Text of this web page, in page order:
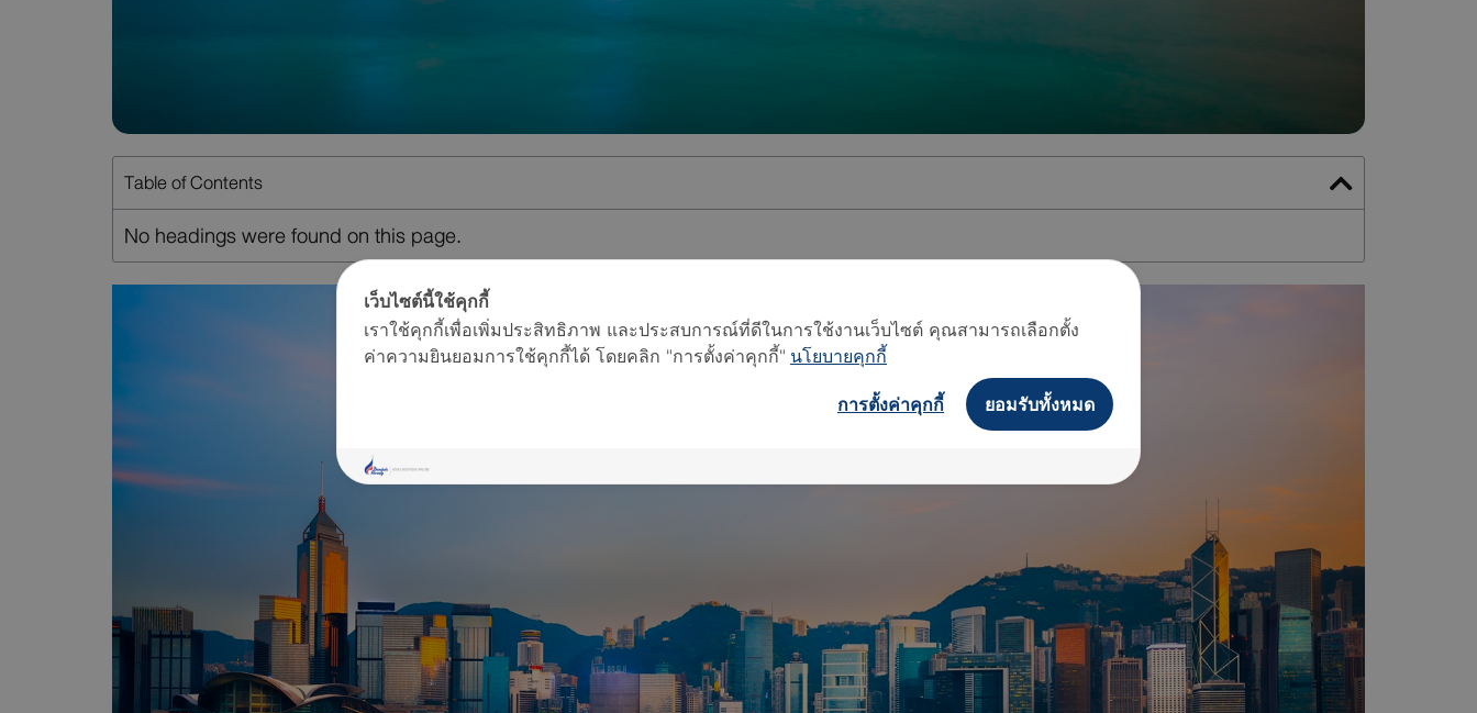
Table of Contents
No headings were found on this page.
เว็บไซต์นี้ใช้คุกกี้
เราใช้คุกกี้เพื่อเพิ่มประสิทธิภาพ และประสบการณ์ที่ดีในการใช้งานเว็บไซต์ คุณสามารถเลือกตั้ง
ค่าความยินยอมการใช้คุกกี้ได้ โดยคลิก "การตั้งค่าคุกกี้" นโยบายคุกกี้
ยอมรับทั้งหมด
การตั้งค่าคุกกี้